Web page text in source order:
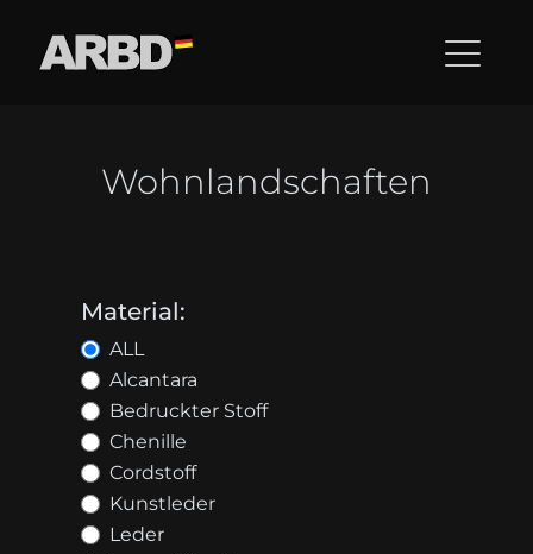
Wohnlandschaften
Material:
ALL
Alcantara
Bedruckter Stoff
Chenille
Cordstoff
Kunstleder
Leder